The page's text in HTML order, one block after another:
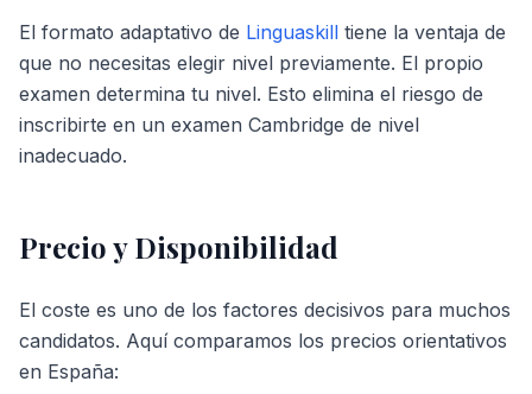
El formato adaptativo de Linguaskill tiene la ventaja de
que no necesitas elegir nivel previamente. El propio
examen determina tu nivel. Esto elimina el riesgo de
inscribirte en un examen Cambridge de nivel
inadecuado.
Precio y Disponibilidad
El coste es uno de los factores decisivos para muchos
candidatos. Aquí comparamos los precios orientativos
en España: